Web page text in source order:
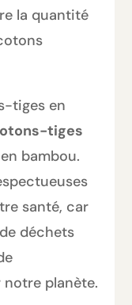
la quantité
tiges en
tiges
bambou.
santé, car
déchets
planète.